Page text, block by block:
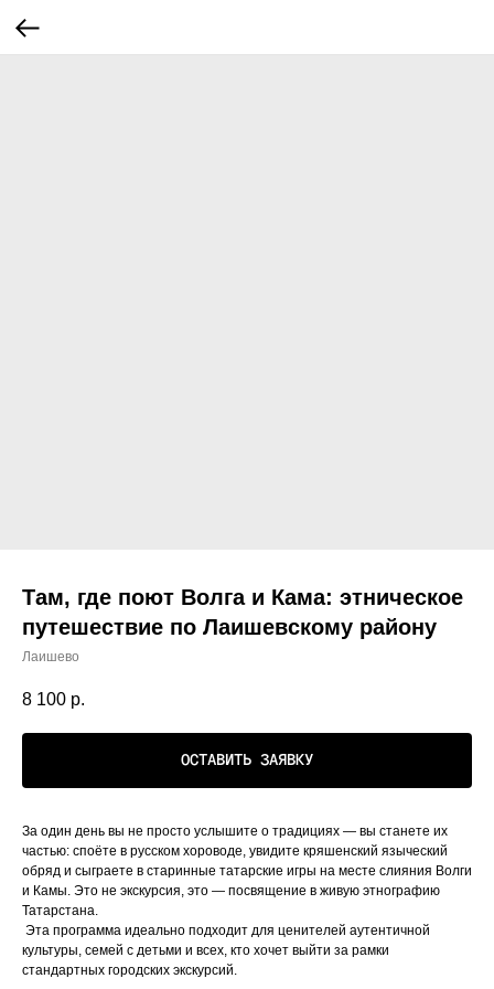
Там, где поют Волга и Кама: этническое
путешествие по Лаишевскому району
Лаишево
8 100 р.
ОСТАВИТЬ ЗАЯВКУ
За один день вы не просто услышите о традициях — вы станете их
частью: споёте в русском хороводе, увидите кряшенский языческий
обряд и сыграете в старинные татарские игры на месте слияния Волги
и Камы. Это не экскурсия, это — посвящение в живую этнографию
Татарстана.
Эта программа идеально подходит для ценителей аутентичной
культуры, семей с детьми и всех, кто хочет выйти за рамки
стандартных городских экскурсий.